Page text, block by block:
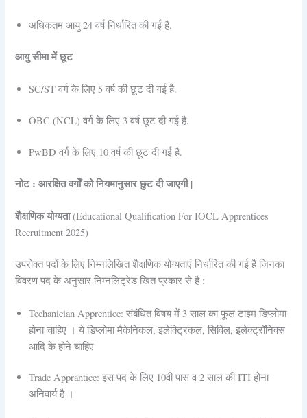
अधिकतम आयु 24 वर्ष निर्धारित की गई है.
आयु सीमा में छूट
SC/ST वर्ग के लिए 5 वर्ष की छूट दी गई है.
OBC (NCL) वर्ग के लिए 3 वर्ष छूट दी गई है.
PwBD वर्ग के लिए 10 वर्ष की छूट दी गई है.
नोट : आरक्षित वर्गों को नियमानुसार छुट दी जाएगी |
शैक्षणिक योग्यता(Educational Qualification For IOCL Apprentices
Recruitment 2025)
उपरोक्त पदों के लिए निम्नलिखित शैक्षणिक योग्यताएं निर्धारित की गई है जिनका
विवरण पद के अनुसार निम्नलिट्रेड खित प्रकार से है :
Techanician Apprentice: संबंधित विषय में 3 साल का फूल टाइम डिप्लोमा
होना चाहिए । ये डिप्लोमा मैकेनिकल, इलेक्ट्रिकल, सिविल, इलेक्ट्रॉनिक्स
आदि के होने चाहिए
Trade Apprantice: इस पद के लिए 10वीं पास व 2 साल की ITI होना
अनिवार्य है ।